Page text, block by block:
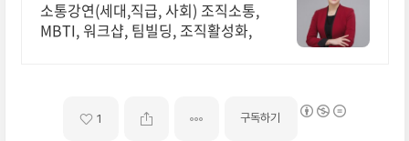
단체,기관,기업출강 및 섭외
소통강연(세대,직급, 사회) 조직소통,
MBTI, 워크샵, 팀빌딩, 조직활성화,
1 구독하기